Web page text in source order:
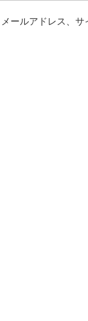
ールアドレス、サ